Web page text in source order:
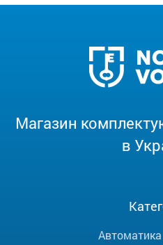
Магазин
в
Автоматика